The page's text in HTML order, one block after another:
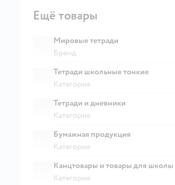
Ещё товары
Мировые тетради
Бренд
Тетради школьные тонкие
Категория
Тетради и дневники
Категория
Бумажная продукция
Категория
Канцтовары и товары для школы
Категория